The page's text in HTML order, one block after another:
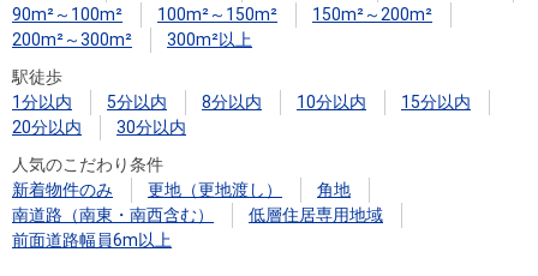
90m²～100m²
100m²～150m²
150m²～200m²
200m²～300m²
300m²以上
駅徒歩
1分以内
5分以内 8分以内 10分以内
15分以内
20分以内
30分以内
人気のこだわり条件
新着物件のみ
更地（更地渡し）
角地
南道路（南東・南西含む）
低層住居専用地域
前面道路幅員6m以上